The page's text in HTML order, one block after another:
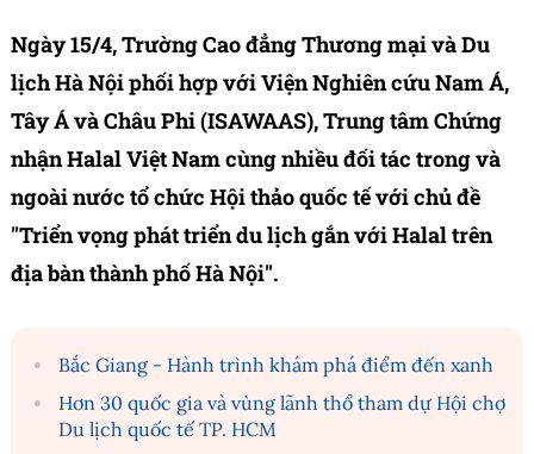
Ngày 15/4, Trường Cao đẳng Thương mại và Du
lịch Hà Nội phối hợp với Viện Nghiên cứu Nam Á,
Tây Á và Châu Phi (ISAWAAS), Trung tâm Chứng
nhận Halal Việt Nam cùng nhiều đối tác trong và
ngoài nước tổ chức Hội thảo quốc tế với chủ đề
"Triển vọng phát triển du lịch gắn với Halal trên
địa bàn thành phố Hà Nội".
Bắc Giang - Hành trình khám phá điểm đến xanh
Hơn 30 quốc gia và vùng lãnh thổ tham dự Hội chợ
Du lịch quốc tế TP. HCM